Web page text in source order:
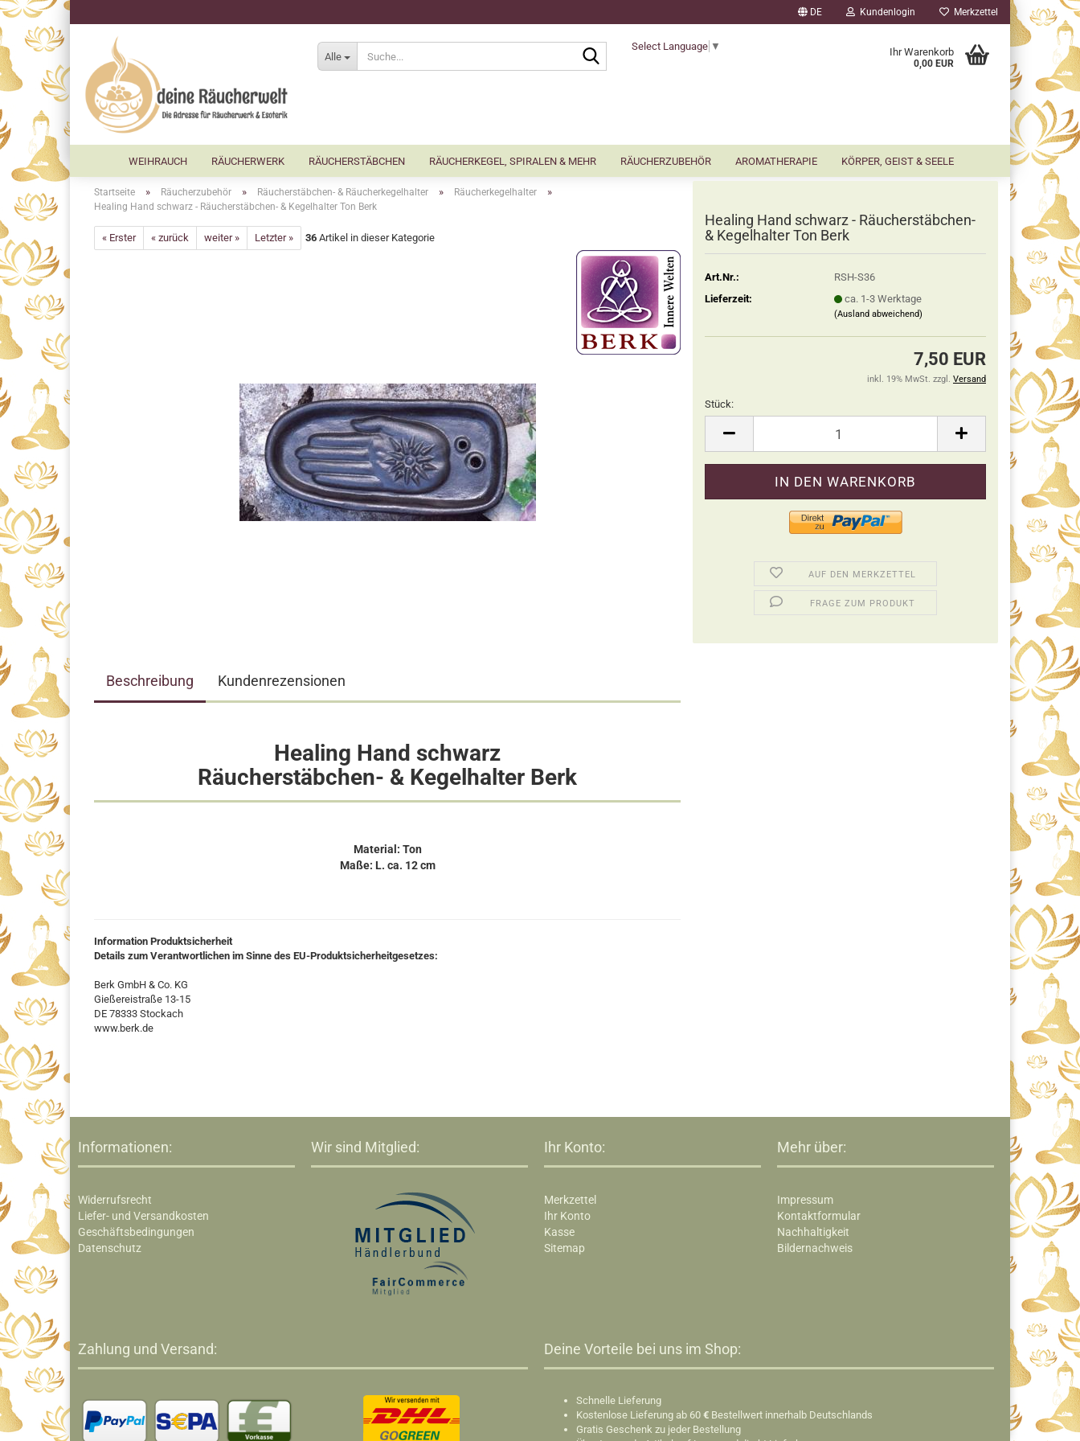
DE Kundenlogin Merkzettel
Alle
Suche...Select Language ▼ Ihr Warenkorb
0,00 EUR
WEIHRAUCH RÄUCHERWERK RÄUCHERSTÄBCHEN RÄUCHERKEGEL, SPIRALEN & MEHR RÄUCHERZUBEHÖR AROMATHERAPIE KÖRPER, GEIST & SEELE
Startseite » Räucherzubehör » Räucherstäbchen- & Räucherkegelhalter » Räucherkegelhalter »
Healing Hand schwarz - Räucherstäbchen- & Kegelhalter Ton Berk
« Erster « zurück weiter » Letzter » 36 Artikel in dieser Kategorie
Healing Hand schwarz - Räucherstäbchen-
& Kegelhalter Ton Berk
Art.Nr.:
RSH-S36
Lieferzeit:
ca. 1-3 Werktage
(Ausland abweichend)
7,50 EUR
inkl. 19% MwSt. zzgl. Versand
Stück:
Stück
AUF DEN MERKZETTEL
FRAGE ZUM PRODUKT
Beschreibung Kundenrezensionen
Healing Hand schwarz
Räucherstäbchen- & Kegelhalter Berk
Material: Ton
Maße: L. ca. 12 cm
Information Produktsicherheit
Details zum Verantwortlichen im Sinne des EU-Produktsicherheitgesetzes:
Berk GmbH & Co. KG
Gießereistraße 13-15
DE 78333 Stockach
www.berk.de
Informationen:
Widerrufsrecht
Liefer- und Versandkosten
Geschäftsbedingungen
Datenschutz
Wir sind Mitglied: Ihr Konto:
Merkzettel
Ihr Konto
Kasse
Sitemap
Mehr über:
Impressum
Kontaktformular
Nachhaltigkeit
Bildernachweis
Zahlung und Versand: Deine Vorteile bei uns im Shop:​
Schnelle Lieferung
Kostenlose Lieferung ab 60 € Bestellwert innerhalb Deutschlands
Gratis Geschenk zu jeder Bestellung